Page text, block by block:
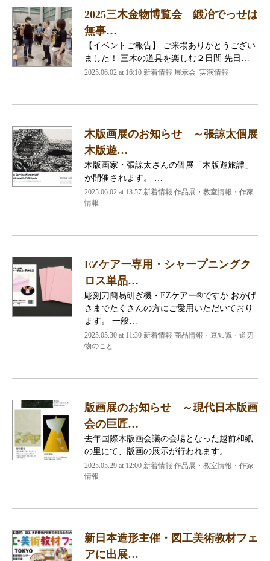
2025三木金物博覧会 鍛冶でっせは
無事…
【イベントご報告】 ご来場ありがとうござい
ました！ 三木の道具を楽しむ２日間 先日…
2025.06.02 at 16:10 新着情報 展示会･実演情報
木版画展のお知らせ ～張諒太個展
木版遊…
木版画家・張諒太さんの個展「木版遊旅譚」
が開催されます。 …
2025.06.02 at 13:57 新着情報 作品展・教室情報・作家
情報
EZケアー専用・シャープニングク
ロス単品…
彫刻刀簡易研ぎ機・EZケアー®ですが おかげ
さまでたくさんの方にご愛用いただいており
ます。 一般…
2025.05.30 at 11:30 新着情報 商品情報・豆知識・道刃
物のこと
版画展のお知らせ ～現代日本版画
会の巨匠…
去年国際木版画会議の会場となった越前和紙
の里にて、版画の展示が行われます。 …
2025.05.29 at 12:00 新着情報 作品展・教室情報・作家
情報
新日本造形主催・図工美術教材フェ
アに出展…